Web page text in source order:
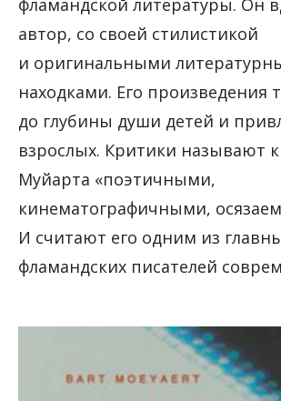
фламандской литературы. Он
автор, со своей стилистикой
и оригинальными
находками. Его произведения
до глубины души детей и
взрослых. Критики называют
Муйарта «поэтичными,
кинематографичными,
И считают его одним из
фламандских писателей